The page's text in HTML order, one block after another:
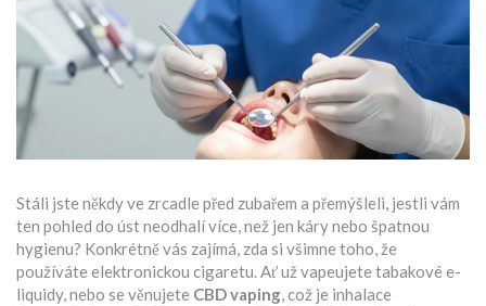
Stáli jste někdy ve zrcadle před zubařem a přemýšleli, jestli vám
ten pohled do úst neodhalí více, než jen káry nebo špatnou
hygienu? Konkrétně vás zajímá, zda si všimne toho, že
používáte elektronickou cigaretu. Ať už vapeujete tabakové e-
liquidy, nebo se věnujete CBD vaping, což je inhalace